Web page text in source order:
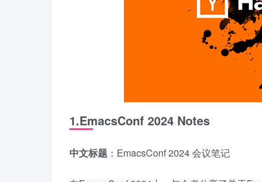
1.EmacsConf 2024 Notes
中文标题 ：EmacsConf 2024 会议笔记